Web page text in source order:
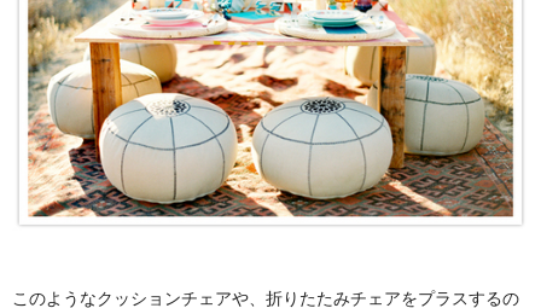
このようなクッションチェアや、折りたたみチェアをプラスするの